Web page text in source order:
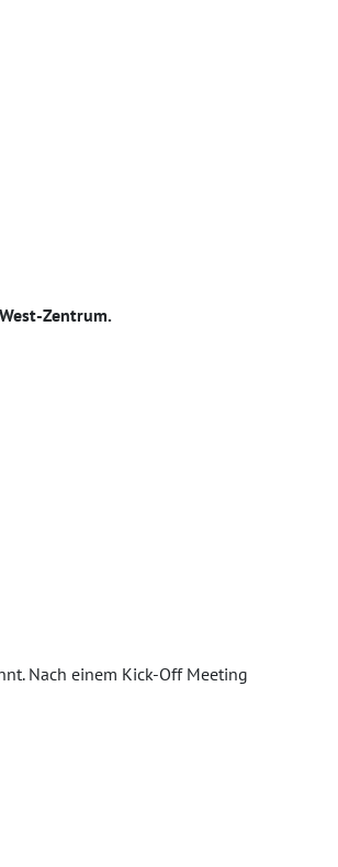
Zentrum.
Nach einem Kick-Off Meeting